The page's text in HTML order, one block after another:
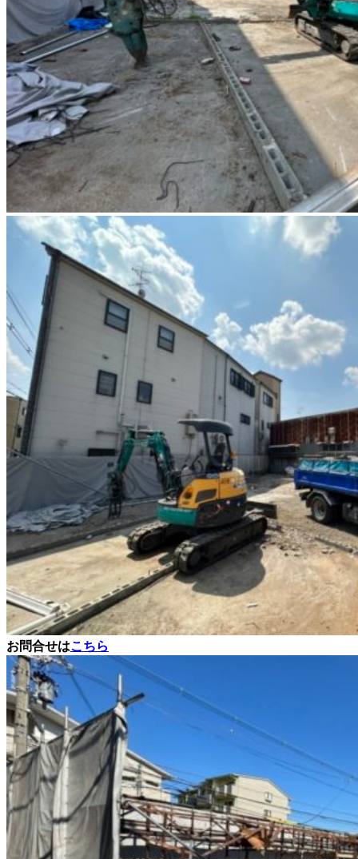
お問合せはこちら